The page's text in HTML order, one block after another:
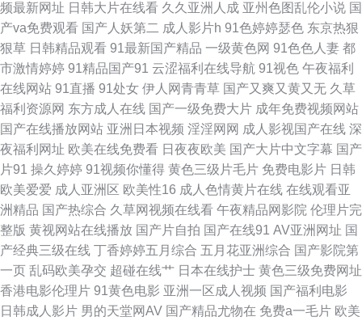
后入 久久国产伊人影院 日本韩国颜射 香蕉视频黄色 91网站入口桃色 天天搞
穴 97超碰青娱乐 福利淫导航 久久偷精品 日本A片网址 五月天婷婷色色图 91
超碰人人 Av夜福利 福利社17p 九九热精品 伊人久久狼人 超碰ts国产精品 国
产专区欧美 欧美变态一区 婷婷97www 91av狼友 www色五月 国产少萝视频
麻豆 老熟女精品视频1 91经典三级 超碰日韩无码 九九草在线碰视频 欧美三
级色图 天天干这里有精品 综合淫网 俺去也激情四射 国产插穴 久久免费一二
三 日韩中文字幕豆花 91第一福利视频 A片aV欧日 国产精品乱草 狼人伊人色
人人爽人人爽 亚洲第11色图 91原创视频 超碰人人98色 日韩av线路 91美女
频最新网址 日韩大片在线看 久久亚洲人成 亚州色图乱伦小说 国
产va免费观看 国产人妖第二 成人影片h 91色婷婷瑟色 东京热狠
狠草 日韩精品观看 91最新国产精品 一级黄色网 91色色人妻 都
市激情婷婷 91精品国产91 云涩福利在线导航 91视色 午夜福利
在线网站 91直播 91处女 伊人网青青草 国产又爽又黄又无 久草
福利资源网 东方成人在线 国产一级免费大片 成年免费视频网站
国产在线播放网站 亚洲日本视频 淫淫网网 成人影视国产在线 深
夜福利网址 欧美在线免费看 日夜夜欧美 国产大片中文字幕 国产
片91 操久婷婷 91视频你懂得 黄色三级片毛片 免费电影片 日韩
欧美爱爱 成人亚洲区 欧美性16 成人色情黄片在线 在线观看亚
洲精品 国产热综合 久草网视频在线看 午夜精品网影院 伦理片完
整版 黄视网站在线播放 国产片自拍 国产在线91 AV亚洲网址 国
产经典三级在线 丁香婷婷五月综合 五月花亚洲综合 国产影院第
一页 乱码欧美孕交 超碰在线艹 日本在线护士 黄色三级免费网址
香港电影伦理片 91黄色电影 亚洲一区成人视频 国产福利电影
日韩成人影片 男的天堂网AV 国产精品尤物在 免费a一毛片 欧美